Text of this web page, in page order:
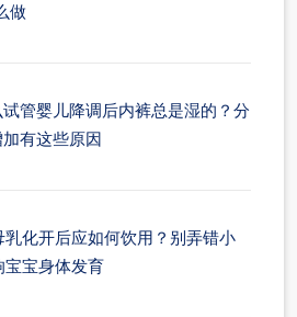
做
管婴儿降调后内裤总是湿的？分
有这些原因
乳化开后应如何饮用？别弄错小
宝宝身体发育